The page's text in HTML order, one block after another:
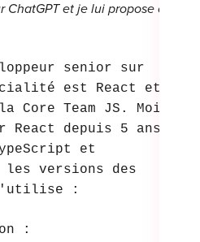
et je lui propose ce
senior sur
est React et
Team JS. Moi,
React depuis 5 ans,
et
versions des
j'utilise :
: